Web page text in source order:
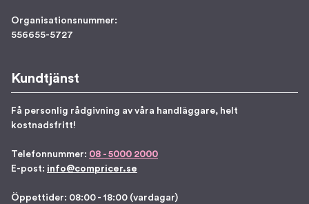
Organisationsnummer:
556655-5727
Kundtjänst
Få personlig rådgivning av våra handläggare, helt
kostnadsfritt!
Telefonnummer: 08 - 5000 2000
E-post: info@compricer.se
Öppettider: 08:00 - 18:00 (vardagar)